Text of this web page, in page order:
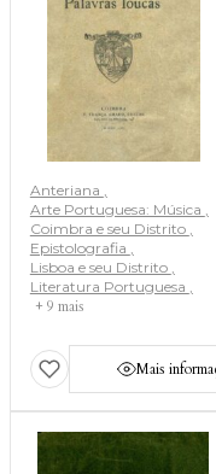
Anteriana
Arte Portuguesa: Música
Coimbra e seu Distrito
Epistolografia
Lisboa e seu Distrito
Literatura Portuguesa
+ 9 mais
Mais